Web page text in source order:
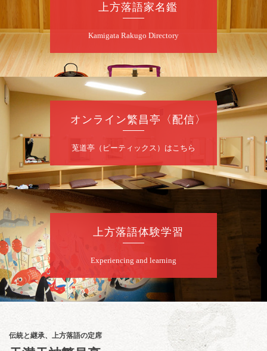
第2回 智之介・力造 二人会
笑福亭智之介「昭和任侠伝」「天王寺詣り」
／桂力造「桃太郎」「本膳」／桂二豆「開口
一番」
開演：午前10時（9時30分
開場 ）
前売2,000円 当日 2,500円
お問合せ：智之介・力造 二人会事務局 090-
昼
桂九寿玉／露の瑞／桂きん太郎／いわみせい
じ（似顔絵）／桂米之助／桂文太～仲入～露
の眞／笑福亭仁福／幸助福助（漫才）／桂春
★菟道亭配信あり
夜
小痴楽・三語のさるごりら落語会 2026
開演：午後6時（5時30分開場）全席指定
前売3,500円 当日4,000円
上方落語家名鑑
Kamigata Rakugo Directory
オンライン繁昌亭〈配信〉
莵道亭（ピーティックス）はこちら
上方落語体験学習
Experiencing and learning
伝統と継承、上方落語の定席